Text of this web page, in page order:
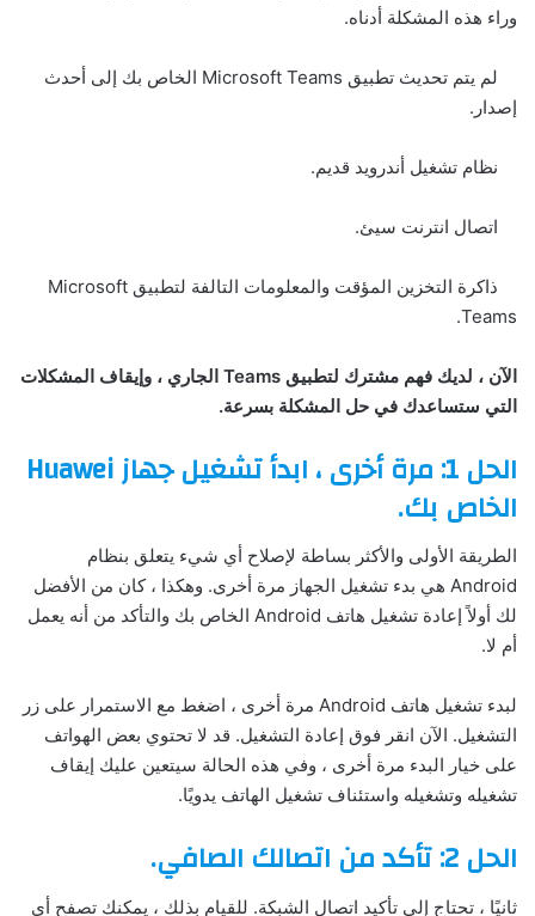
وراء هذه المشكلة أدناه.
لم يتم تحديث تطبيق Microsoft Teams الخاص بك إلى أحدث
إصدار.
نظام تشغيل أندرويد قديم.
اتصال انترنت سيئ.
ذاكرة التخزين المؤقت والمعلومات التالفة لتطبيق Microsoft
Teams.
الآن ، لديك فهم مشترك لتطبيق الجاري ، وإيقاف المشكلات
التي ستساعدك في حل المشكلة بسرعة.
الحل 1: مرة أخرى ، ابدأ تشغيل جهاز Huawei
الخاص بك.
الطريقة الأولى والأكثر بساطة لإصلاح أي شيء يتعلق بنظام
Android هي بدء تشغيل الجهاز مرة أخرى. وهكذا ، كان من الأفضل
لك أولاً إعادة تشغيل هاتف Android الخاص بك والتأكد من أنه يعمل
أم لا.
لبدء تشغيل هاتف Android مرة أخرى ، اضغط مع الاستمرار على زر
التشغيل. الآن انقر فوق إعادة التشغيل. قد لا تحتوي بعض الهواتف
على خيار البدء مرة أخرى ، وفي هذه الحالة سيتعين عليك إيقاف
تشغيله وتشغيله واستئناف تشغيل الهاتف يدويًا.
الحل 2: تأكد من اتصالك الصافي .
ثانيًا ، تحتاج إلى تأكيد اتصال الشبكة. للقيام بذلك ، يمكنك تصفح أي